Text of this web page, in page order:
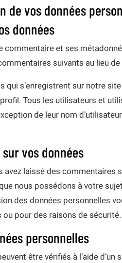
de vos données
données
commentaire et ses
suivants au lieu
qui s’enregistrent sur notre
Tous les utilisateurs et
de leur nom
vos données
avez laissé des
nous possédons à votre
des données personnelles
pour des raisons de sécurité.
personnelles
être vérifiés à l’aide